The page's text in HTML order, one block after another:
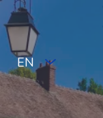
EN